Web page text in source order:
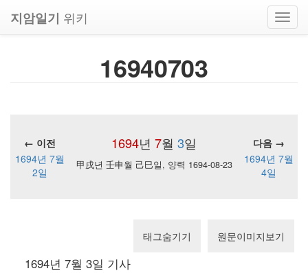
지암일기 위키
16940703
1694년 7월 3일
← 이전
다음 →
1694년 7월
2일
甲戌년 壬申월 己巳일, 양력 1694-08-23
1694년 7월
4일
태그숨기기 원문이미지보기
1694년 7월 3일 기사